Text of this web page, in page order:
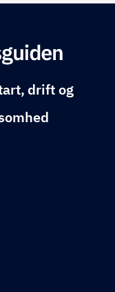
drift og